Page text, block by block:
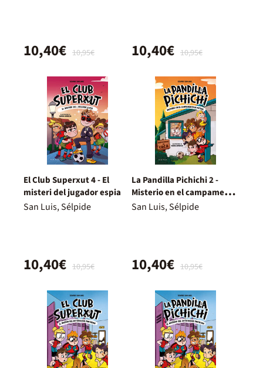
10,95€
10,40€ 10,95€
10,40€
El Club Superxut 4 - El
misteri del jugador espia
San Luis, Sélpide
10,95€
10,40€
La Pandilla Pichichi 2 -
Misterio en el campamento
de fútbol
San Luis, Sélpide
10,95€
10,40€